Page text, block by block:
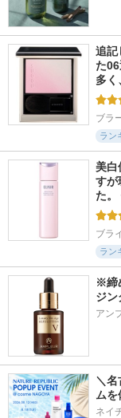
追記
た
多
ブラ
ラン
美白
すが
た
ブラ
ラン
※締
ジン
アン
＼名
ムを
ネイ